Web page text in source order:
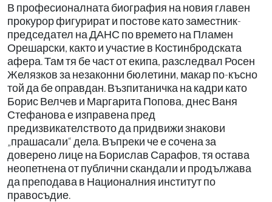
В професионалната биография на новия главен
прокурор фигурират и постове като заместник-
председател на ДАНС по времето на Пламен
Орешарски, както и участие в Костинбродската
афера. Там тя бе част от екипа, разследвал Росен
Желязков за незаконни бюлетини, макар по-късно
той да бе оправдан. Възпитаничка на кадри като
Борис Велчев и Маргарита Попова, днес Ваня
Стефанова е изправена пред
предизвикателството да придвижи знакови
„прашасали“ дела. Въпреки че е сочена за
доверено лице на Борислав Сарафов, тя остава
неопетнена от публични скандали и продължава
да преподава в Националния институт по
правосъдие.